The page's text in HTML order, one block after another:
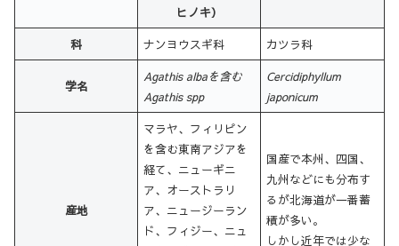
ヒノキ）
科 ナンヨウスギ科 カツラ科
学名
Agathis albaを含む
Agathis spp
Cercidiphyllum
japonicum
産地
マラヤ、フィリピン
を含む東南アジアを
経て、ニューギニ
ア、オーストラリ
ア、ニュージーラン
ド、フィジー、ニュ
国産で本州、四国、
九州などにも分布す
るが北海道が一番蓄
積が多い。
しかし近年では少な